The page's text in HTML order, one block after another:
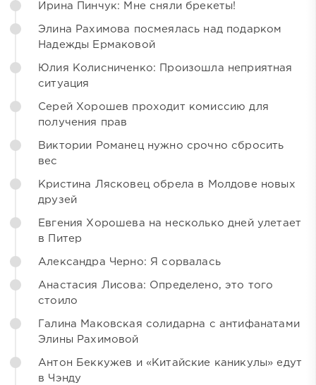
Ирина Пинчук: Мне сняли брекеты!
Элина Рахимова посмеялась над подарком
Надежды Ермаковой
Юлия Колисниченко: Произошла неприятная
ситуация
Серей Хорошев проходит комиссию для
получения прав
Виктории Романец нужно срочно сбросить
вес
Кристина Лясковец обрела в Молдове новых
друзей
Евгения Хорошева на несколько дней улетает
в Питер
Александра Черно: Я сорвалась
Анастасия Лисова: Определено, это того
стоило
Галина Маковская солидарна с антифанатами
Элины Рахимовой
Антон Беккужев и «Китайские каникулы» едут
в Чэнду